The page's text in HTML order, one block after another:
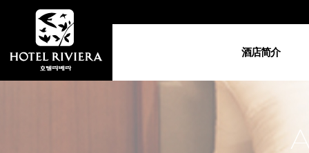
酒店简介
地图•交通指南